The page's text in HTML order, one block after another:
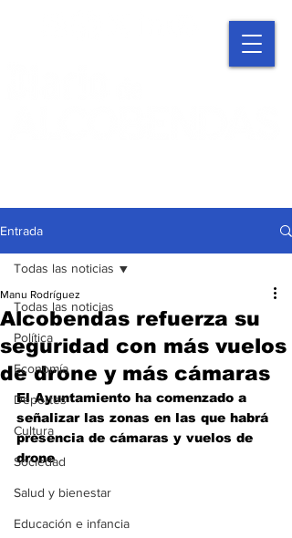
Entrada
Todas las noticias
Política
Economía
Deportes
Cultura
Sociedad
Salud y bienestar
Educación e infancia
Todas las noticias
Alcobendas refuerza su
seguridad con más vuelos
de drone y más cámaras
Manu Rodríguez
El Ayuntamiento ha comenzado a
señalizar las zonas en las que habrá
presencia de cámaras y vuelos de
drone